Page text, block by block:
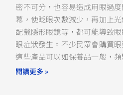
密不可分，也容易造成用眼過
幕，使眨眼次數減少，再加上
配戴隱形眼鏡等，都可能導致
眼症狀發生。不少民眾會購買
這些產品可以如保養品一般，頻
閱讀更多 »